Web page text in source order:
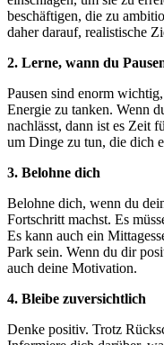
beschäftigen, die zu
daher darauf, realistische
2. Lerne, wann du
Pausen sind enorm
Energie zu tanken. Wenn
nachlässt, dann ist es Zeit
um Dinge zu tun, die dich
3. Belohne dich
Belohne dich, wenn du
Fortschritt machst. Es
Es kann auch ein
Park sein. Wenn du dir
auch deine Motivation.
4. Bleibe zuversichtlich
Denke positiv. Trotz